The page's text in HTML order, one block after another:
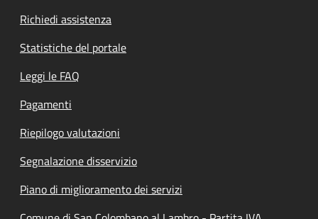
Richiedi assistenza
Statistiche del portale
Leggi le FAQ
Pagamenti
Riepilogo valutazioni
Segnalazione disservizio
Piano di miglioramento dei servizi